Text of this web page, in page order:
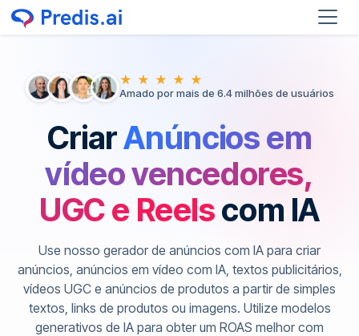
★ ★ ★ ★ ★
Amado por mais de 6.4 milhões de usuários
CriarAnúncios em
vídeo vencedores,
UGC e Reelscom IA
Use nosso gerador de anúncios com IA para criar
anúncios, anúncios em vídeo com IA, textos publicitários,
vídeos UGC e anúncios de produtos a partir de simples
textos, links de produtos ou imagens. Utilize modelos
generativos de IA para obter um ROAS melhor com